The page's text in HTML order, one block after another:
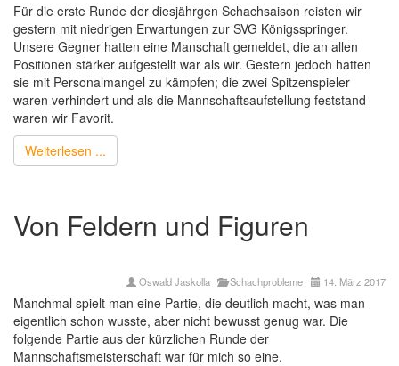
Für die erste Runde der diesjährgen Schachsaison reisten wir
gestern mit niedrigen Erwartungen zur SVG Königsspringer.
Unsere Gegner hatten eine Manschaft gemeldet, die an allen
Positionen stärker aufgestellt war als wir. Gestern jedoch hatten
sie mit Personalmangel zu kämpfen; die zwei Spitzenspieler
waren verhindert und als die Mannschaftsaufstellung feststand
waren wir Favorit.
Weiterlesen ...
Von Feldern und Figuren
Oswald Jaskolla Schachprobleme 14. März 2017
Manchmal spielt man eine Partie, die deutlich macht, was man
eigentlich schon wusste, aber nicht bewusst genug war. Die
folgende Partie aus der kürzlichen Runde der
Mannschaftsmeisterschaft war für mich so eine.